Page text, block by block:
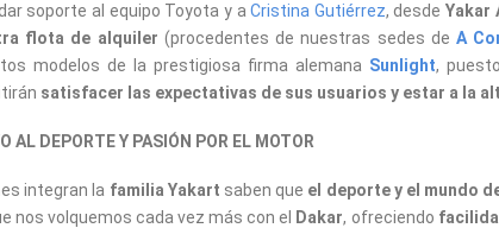
soporte al equipo Toyota y aCristina Gutiérrez, desdeYakar
flota de alquiler (procedentes de nuestras sedes deA
modelos de la prestigiosa firma alemana Sunlight,
satisfacer las expectativas de sus usuarios y estar a la
AL DEPORTE Y PASIÓN POR EL MOTOR
integran la familia Yakart saben que el deporte y el mundo
nos volquemos cada vez más con el
Dakar, ofreciendo